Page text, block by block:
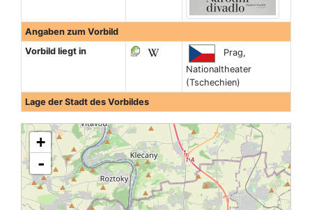
Angaben zum Vorbild
Vorbild liegt in
Prag,
Nationaltheater
(Tschechien)
Lage der Stadt des Vorbildes
+
-